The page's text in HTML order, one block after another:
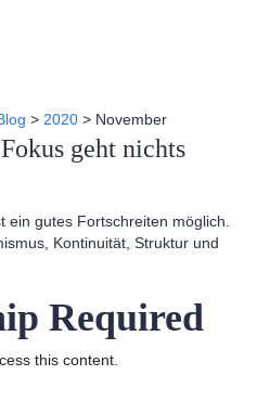
> 2020 > November
geht nichts
ein gutes Fortschreiten möglich.
Kontinuität, Struktur und
Required
this content.